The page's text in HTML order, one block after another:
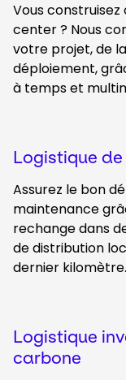
Vous
center ? Nous
votre projet, de
déploiement,
à temps et
Logistique
Assurez le bon
maintenance
rechange dans
de distribution
dernier kilomètre.
Logistique
carbone